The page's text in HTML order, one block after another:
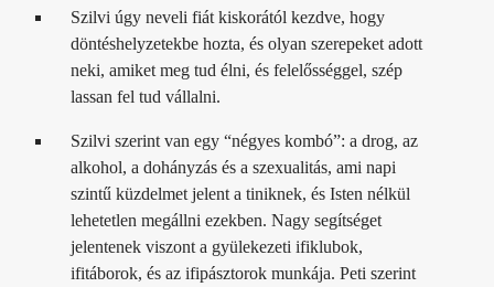
Szilvi úgy neveli fiát kiskorától kezdve, hogy
döntéshelyzetekbe hozta, és olyan szerepeket adott
neki, amiket meg tud élni, és felelősséggel, szép
lassan fel tud vállalni.
Szilvi szerint van egy “négyes kombó”: a drog, az
alkohol, a dohányzás és a szexualitás, ami napi
szintű küzdelmet jelent a tiniknek, és Isten nélkül
lehetetlen megállni ezekben. Nagy segítséget
jelentenek viszont a gyülekezeti ifiklubok,
ifitáborok, és az ifipásztorok munkája. Peti szerint